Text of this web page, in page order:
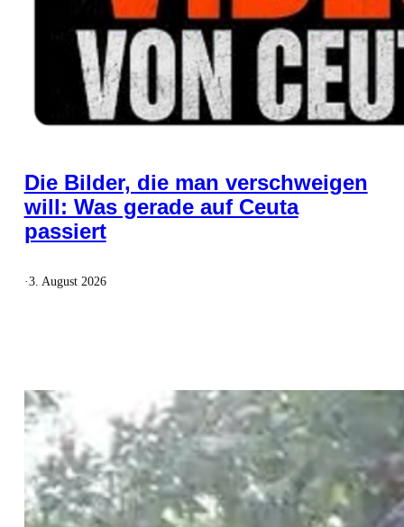
Die Bilder, die man verschweigen
will: Was gerade auf Ceuta
passiert
·3. August 2026